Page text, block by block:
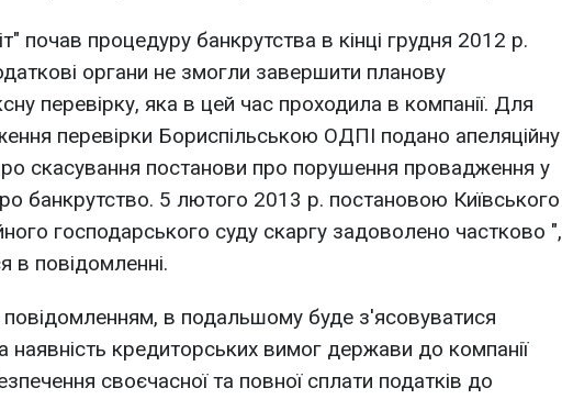
почав процедуру банкрутства в кінці грудня 2012 р.
органи не змогли завершити планову
перевірку, яка в цей час проходила в компанії. Для
перевірки Бориспільською ОДПІ подано апеляційну
скасування постанови про порушення провадження у
банкрутство. 5 лютого 2013 р. постановою Київського
господарського суду скаргу задоволено частково ",
в повідомленні.
повідомленням, в подальшому буде з'ясовуватися
наявність кредиторських вимог держави до компанії
своєчасної та повної сплати податків до